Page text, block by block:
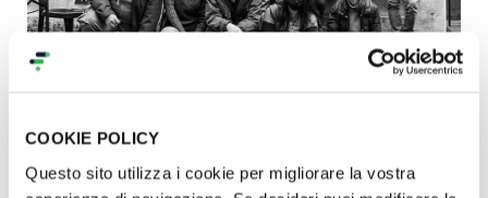
COOKIE POLICY
Questo sito utilizza i cookie per migliorare la vostra
Oggi vogliamo fare di più, vogliamo ampliare le
emarginazione, in maniera ancor più incisiva!